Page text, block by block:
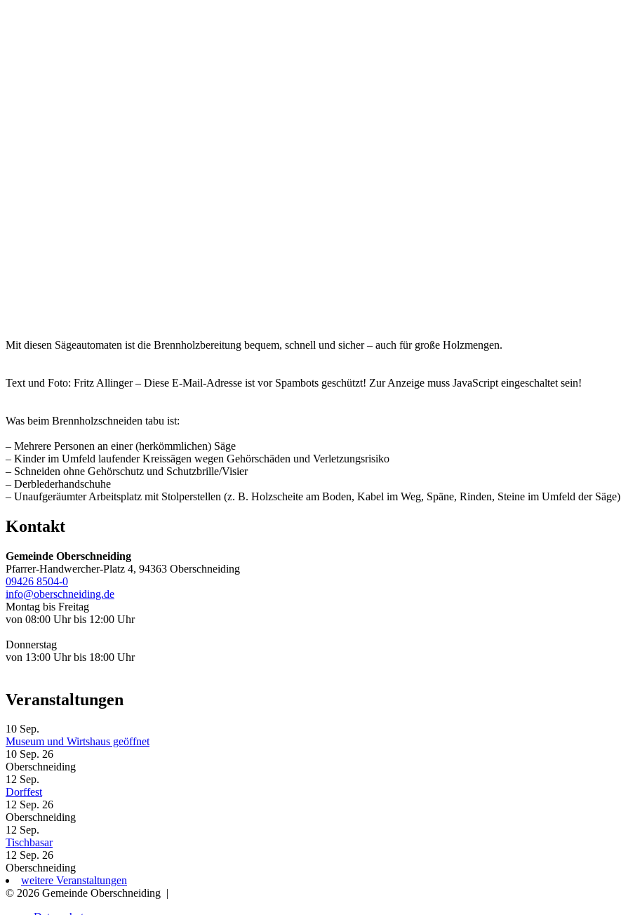
Mit diesen Sägeautomaten ist die Brennholzbereitung bequem, schnell und sicher – auch für große Holzmengen.
Text und Foto: Fritz Allinger – Diese E-Mail-Adresse ist vor Spambots geschützt! Zur Anzeige muss JavaScript eingeschaltet sein!
Was beim Brennholzschneiden tabu ist:
– Mehrere Personen an einer (herkömmlichen) Säge
– Kinder im Umfeld laufender Kreissägen wegen Gehörschäden und Verletzungsrisiko
– Schneiden ohne Gehörschutz und Schutzbrille/Visier
– Derblederhandschuhe
– Unaufgeräumter Arbeitsplatz mit Stolperstellen (z. B. Holzscheite am Boden, Kabel im Weg, Späne, Rinden, Steine im Umfeld der Säge)
Kontakt
Gemeinde Oberschneiding
Pfarrer-Handwercher-Platz 4, 94363 Oberschneiding
09426 8504-0
info@oberschneiding.de
Montag bis Freitag
von 08:00 Uhr bis 12:00 Uhr
Donnerstag
von 13:00 Uhr bis 18:00 Uhr
Veranstaltungen
10 Sep.
Museum und Wirtshaus geöffnet
10 Sep. 26
Oberschneiding
12 Sep.
Dorffest
12 Sep. 26
Oberschneiding
12 Sep.
Tischbasar
12 Sep. 26
Oberschneiding
weitere Veranstaltungen
© 2026 Gemeinde Oberschneiding |